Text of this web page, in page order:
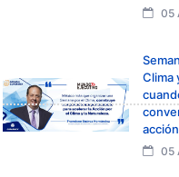
05
Clima
05